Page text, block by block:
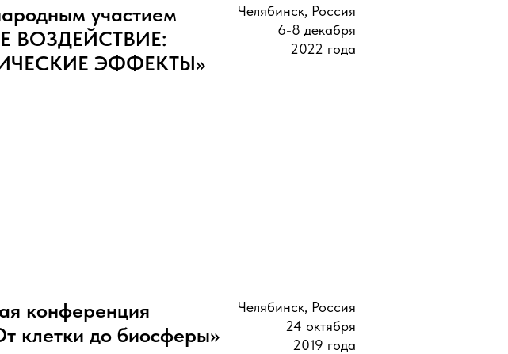
участием
ВОЗДЕЙСТВИЕ:
ЭФФЕКТЫ»
Челябинск, Россия
6-8 декабря
2022 года
конференция
клетки до биосферы»
Челябинск, Россия
24 октября
2019 года